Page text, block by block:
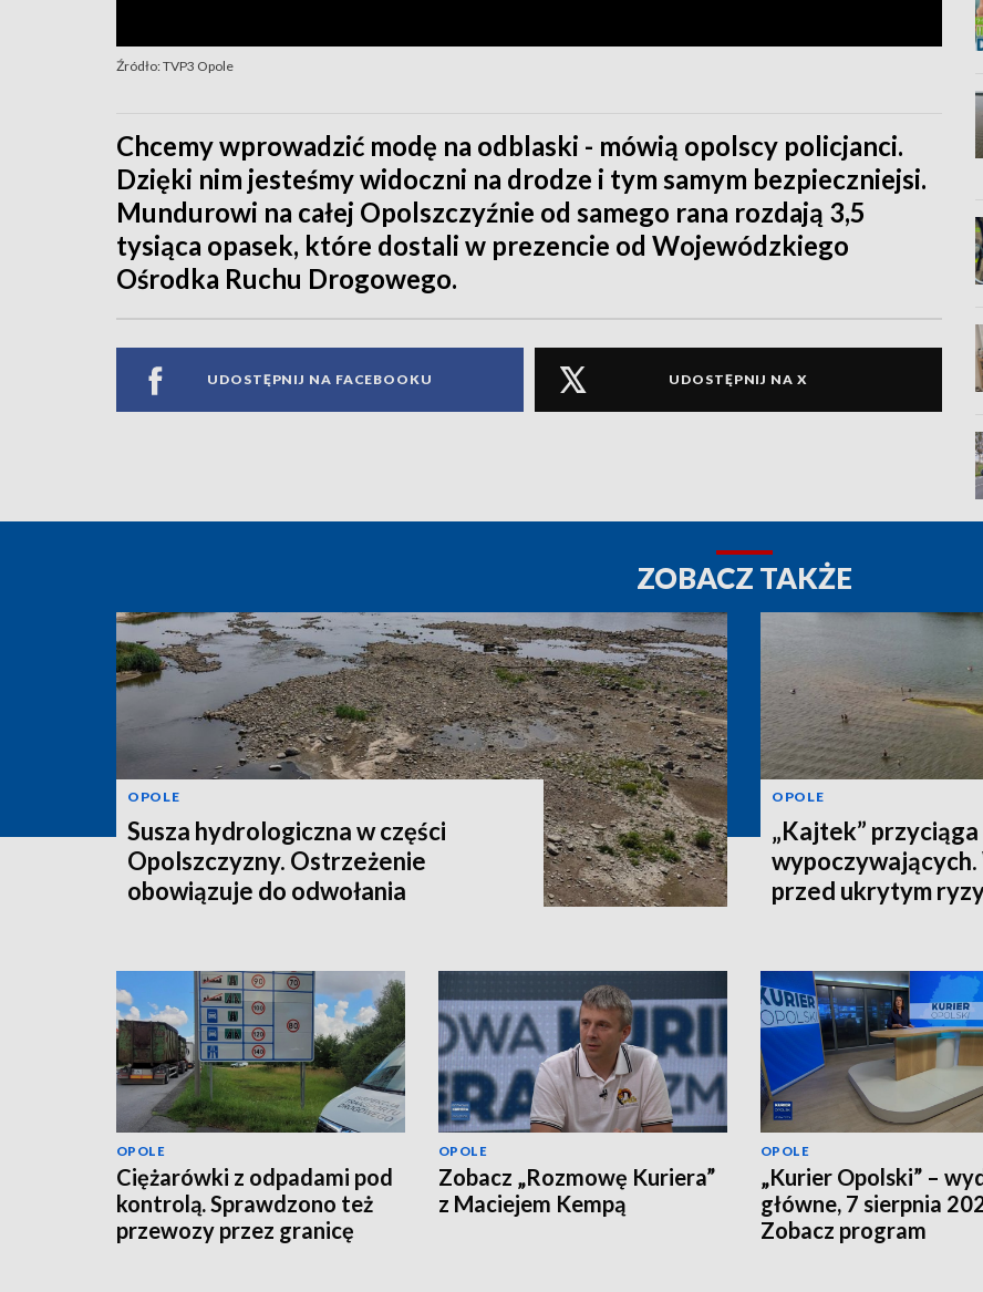
Źródło: TVP3 Opole
Chcemy wprowadzić modę na odblaski - mówią opolscy policjanci.
Dzięki nim jesteśmy widoczni na drodze i tym samym bezpieczniejsi.
Mundurowi na całej Opolszczyźnie od samego rana rozdają 3,5
tysiąca opasek, które dostali w prezencie od Wojewódzkiego
Ośrodka Ruchu Drogowego.
UDOSTĘPNIJ NA FACEBOOKU UDOSTĘPNIJ NA X
ZOBACZ TAKŻE
OPOLE
Susza hydrologiczna w części
Opolszczyzny. Ostrzeżenie
obowiązuje do odwołania
OPOLE
„Kajtek” przyciąga
przed ukrytym
OPOLE
Ciężarówki z odpadami pod
kontrolą. Sprawdzono też
przewozy przez granicę
OPOLE
Zobacz „Rozmowę Kuriera”
z Maciejem Kempą
OPOLE
„Kurier Opolski” –
główne, 7 sierpnia
Zobacz program